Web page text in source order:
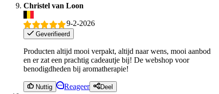
Christel van Loon
9-2-2026
Geverifieerd
Producten altijd mooi verpakt, altijd naar wens, mooi aanbod
en er zat een prachtig cadeautje bij! De webshop voor
benodigdheden bij aromatherapie!
Nuttig Reageer Deel